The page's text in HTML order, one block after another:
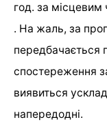
год. за місцевим
. На жаль, за
передбачається
спостереження
виявиться
напередодні.